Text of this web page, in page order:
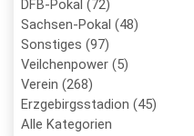
DFB-Pokal (72)
Sachsen-Pokal (48)
Sonstiges (97)
Veilchenpower (5)
Verein (268)
Erzgebirgsstadion (45)
Alle Kategorien